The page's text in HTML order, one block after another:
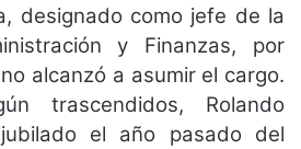
designado como jefe de la
y Finanzas, por
alcanzó a asumir el cargo.
trascendidos, Rolando
el año pasado del